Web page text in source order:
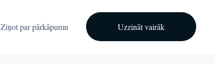
Ziņot par pārkāpumu Uzzināt vairāk